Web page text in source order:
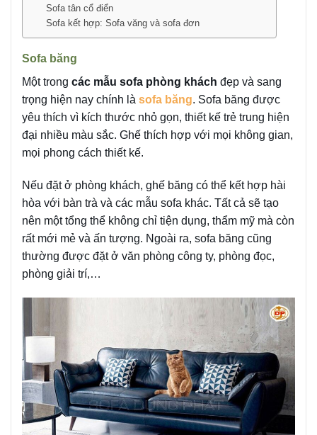
Sofa tân cổ điển
Sofa kết hợp: Sofa văng và sofa đơn
Sofa băng
Một trong các mẫu sofa phòng khách đẹp và sang
trọng hiện nay chính là sofa băng. Sofa băng được
yêu thích vì kích thước nhỏ gọn, thiết kế trẻ trung hiện
đại nhiều màu sắc. Ghế thích hợp với mọi không gian,
mọi phong cách thiết kế.
Nếu đặt ở phòng khách, ghế băng có thể kết hợp hài
hòa với bàn trà và các mẫu sofa khác. Tất cả sẽ tạo
nên một tổng thể không chỉ tiện dụng, thẩm mỹ mà còn
rất mới mẻ và ấn tượng. Ngoài ra, sofa băng cũng
thường được đặt ở văn phòng công ty, phòng đọc,
phòng giải trí,…